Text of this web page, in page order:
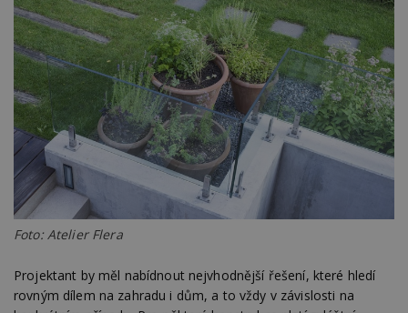
Foto: Atelier Flera
Projektant by měl nabídnout nejvhodnější řešení, které hledí
rovným dílem na zahradu i dům, a to vždy v závislosti na